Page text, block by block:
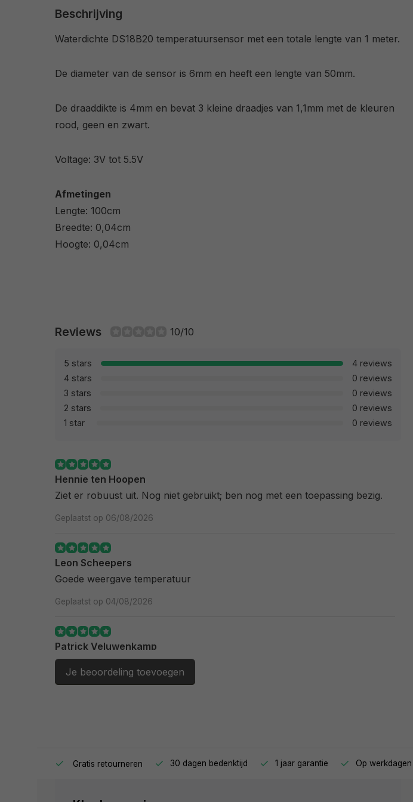
Beschrijving
Waterdichte DS18B20 temperatuursensor met een totale lengte van 1 meter.
De diameter van de sensor is 6mm en heeft een lengte van 50mm.
De draaddikte is 4mm en bevat 3 kleine draadjes van 1,1mm met de kleuren
rood, geen en zwart.
Voltage: 3V tot 5.5V
Afmetingen
Lengte: 100cm
Breedte: 0,04cm
Hoogte: 0,04cm
Reviews 10/10
5 stars
4 reviews
4 stars
0 reviews
3 stars
0 reviews
2 stars
0 reviews
1 star
0 reviews
Hennie ten Hoopen
Ziet er robuust uit. Nog niet gebruikt; ben nog met een toepassing bezig.
Geplaatst op 06/08/2026
Leon Scheepers
Goede weergave temperatuur
Geplaatst op 04/08/2026
Patrick Veluwenkamp
Mooi en eenvoudig product. Doet wat t moet doen.
Geplaatst op 10/06/2026
Geplaatst op 10/02/2026
Je beoordeling toevoegen
Gratis retourneren 30 dagen bedenktijd 1 jaar garantie Op